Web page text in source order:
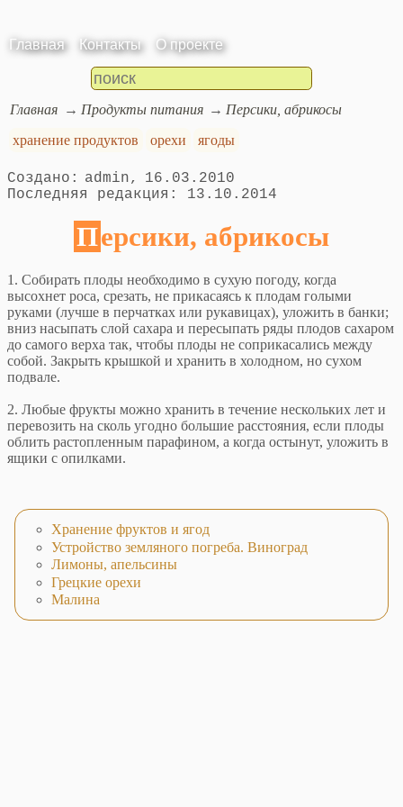
Главная Контакты О проекте
Главная Продукты питания
Персики, абрикосы
хранение продуктов
орехи ягоды
admin
16.03.2010
13.10.2014
Персики, абрикосы
1. Собирать плоды необходимо в сухую погоду, когда
высохнет роса, срезать, не прикасаясь к плодам голыми
руками (лучше в перчатках или рукавицах), уложить в банки;
вниз насыпать слой сахара и пересыпать ряды плодов сахаром
до самого верха так, чтобы плоды не соприкасались между
собой. Закрыть крышкой и хранить в холодном, но сухом
подвале.
2. Любые фрукты можно хранить в течение нескольких лет и
перевозить на сколь угодно большие расстояния, если плоды
облить растопленным парафином, а когда остынут, уложить в
ящики с опилками.
Хранение фруктов и ягод
Устройство земляного погреба. Виноград
Лимоны, апельсины
Грецкие орехи
Малина